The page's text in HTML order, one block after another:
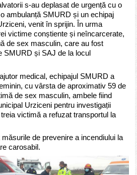
s-au deplasat de urgență cu o
ambulanță SMURD și un echipaj
venit în sprijin. În urma
victime conștiente și neîncarcerate,
de sex masculin, care au fost
SMURD și SAJ de la locul
medical, echipajul SMURD a
cu vârsta de aproximativ 59 de
de sex masculin, ambele fiind
Urziceni pentru investigații
victimă a refuzat transportul la
de prevenire a incendiului la
carosabil.